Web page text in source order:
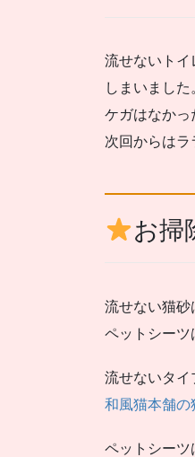
流せないトイ
しまいました
ケガはなかっ
次回からはラ
お掃
流せない猫砂
ペットシーツ
流せないタイ
和風猫本舗の
ペットシーツ